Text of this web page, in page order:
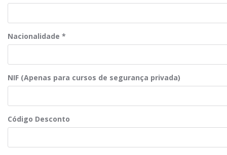
Nacionalidade *
NIF (Apenas para cursos de segurança privada)
Código Desconto